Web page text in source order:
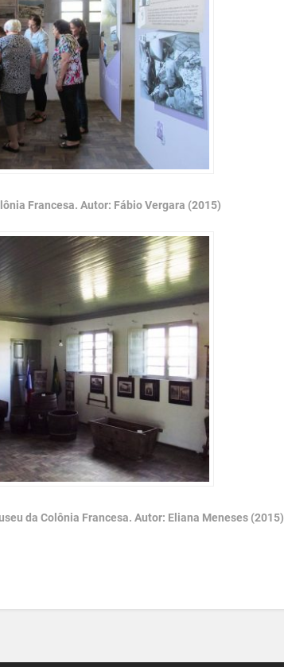
Francesa. Autor: Fábio Vergara (2015)
da Colônia Francesa. Autor: Eliana Meneses (2015)